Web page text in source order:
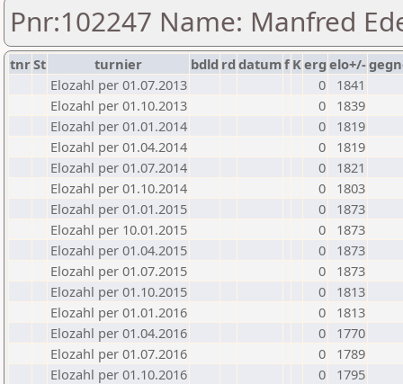
Pnr:102247 Name: Manfred
tnrSt turnier bdld rd datumf Kerg elo+/-
Elozahl per 01.07.2013
0
1841
Elozahl per 01.10.2013
0
1839
Elozahl per 01.01.2014
0
1819
Elozahl per 01.04.2014
0
1819
Elozahl per 01.07.2014
0
1821
Elozahl per 01.10.2014
0
1803
Elozahl per 01.01.2015
0
1873
Elozahl per 10.01.2015
0
1873
Elozahl per 01.04.2015
0
1873
Elozahl per 01.07.2015
0
1873
Elozahl per 01.10.2015
0
1813
Elozahl per 01.01.2016
0
1813
Elozahl per 01.04.2016
0
1770
Elozahl per 01.07.2016
0
1789
Elozahl per 01.10.2016
0
1795